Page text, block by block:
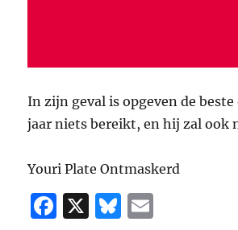
In zijn geval is opgeven de
jaar niets bereikt, en hij zal ook
Youri Plate Ontmaskerd
F
X
B